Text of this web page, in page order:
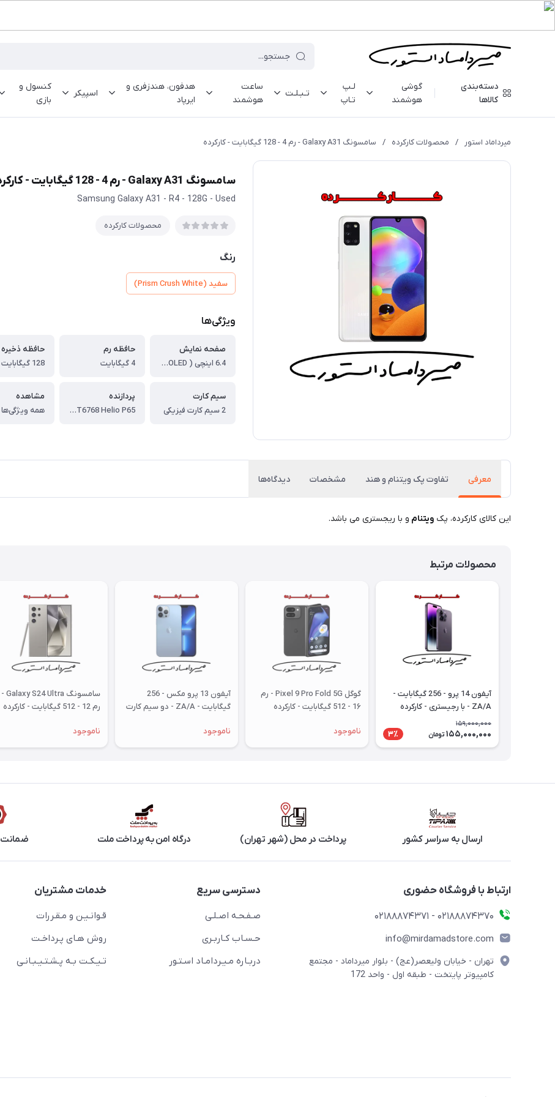
دسته‌بندی
کالاها
گوشی
هوشمند
لـپ
تـاپ
تـبـلـت
ساعت
هوشمند
هدفون، هندزفری و
ایرپاد
اسپیکر
کنسول و
بازی
میرداماد استور / محصولات کارکرده / سامسونگ Galaxy A31 - رم 4 - 128 گیگابایت - کارکرده
سامسونگ Galaxy A31 - رم 4 - 128 گیگابایت - کارکرده
Samsung Galaxy A31 - R4 - 128G - Used
محصولات کارکرده
رنگ
سفید (Prism Crush White)
ویژگی‌ها
صفحه نمایش
6.4 اینچی ( Super AMOLED )
حافظه رم
4 گیگابایت
حافظه
128 گیگابایت
سیم کارت
2 سیم کارت فیزیکی
پردازنده
MediaTek MT6768 Helio P65
مشاهده
همه ویژگی‌ها
معرفی تفاوت پک ویتنام و هند مشخصات دیدگاه‌ها
این کالای کارکرده، پک ویتنام و با ریجستری می باشد.
محصولات مرتبط
آیفون 14 پرو - 256 گیگابایت -
ZA/A - با رجیستری - کارکرده
159,000,000
155,000,000 تومان 3٪
گوگل Pixel 9 Pro Fold 5G - رم
1۶ - 512 گیگابایت - کارکرده
ناموجود
آیفون 13 پرو مکس - 256
گیگابایت - ZA/A - دو سیم کارت
ناموجود
سامسونگ Galaxy S24 Ultra -
رم 12 - 512 گیگابایت - کارکرده
ناموجود
ارسال به سراسر کشور پرداخت در محل (شهر تهران) درگاه امن به پرداخت ملت ضمانت
ارتباط با فروشگاه حضوری
02188874370 - 02188874371
info@mirdamadstore.com
تهران - خیابان ولیعصر(عج) - بلوار میرداماد - مجتمع
کامپیوتر پایتخت - طبقه اول - واحد 172
دسترسی سریع
صـفـحـه اصـلـی
حـسـاب کـاربـری
دربـاره مـیـردامـاد اسـتـور
خدمات مشتریان
قـوانـیـن و مـقـررات
روش هـای پـرداخـت
تـیـکـت بـه پـشـتـیـبـانـی